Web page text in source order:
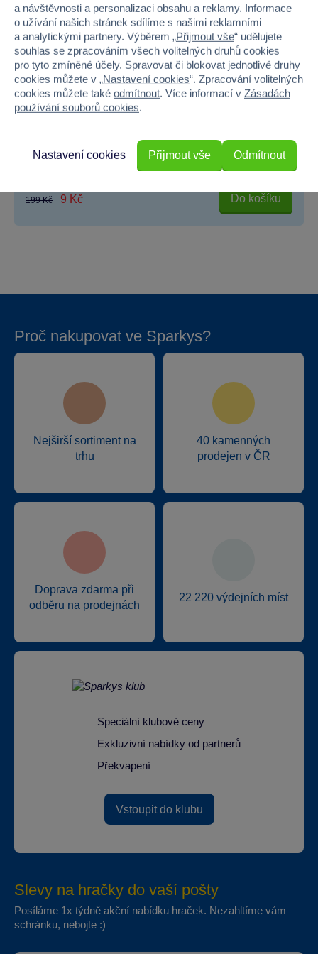
Unikátní silikonové nádobí EPEE Czech splňuje nejpřísnější...
199 Kč 9 Kč Do košíku
Proč nakupovat ve Sparkys?
Nejširší sortiment na
trhu
40 kamenných
prodejen v ČR
Doprava zdarma při
odběru na prodejnách
22 220 výdejních míst
Speciální klubové ceny
Exkluzivní nabídky od partnerů
Překvapení
Vstoupit do klubu
Slevy na hračky do vaší pošty
Posíláme 1x týdně akční nabídku hraček. Nezahltíme vám
schránku, nebojte :)
a návštěvnosti a personalizaci obsahu a reklamy. Informace
o užívání našich stránek sdílíme s našimi reklamními
a analytickými partnery. Výběrem „Přijmout vše“ udělujete
souhlas se zpracováním všech volitelných druhů cookies
pro tyto zmíněné účely. Spravovat či blokovat jednotlivé druhy
cookies můžete v „Nastavení cookies“. Zpracování volitelných
cookies můžete také odmítnout. Více informací v Zásadách
používání souborů cookies.
Odmítnout
Nastavení cookies Přijmout vše